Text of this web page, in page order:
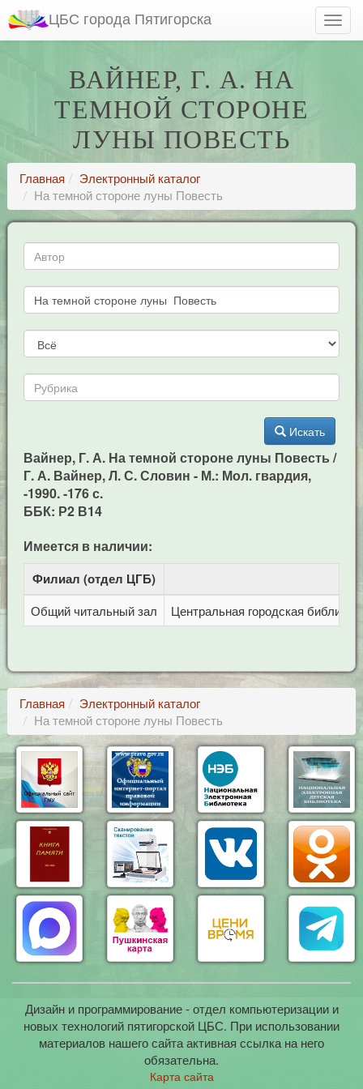
ЦБС города Пятигорска
ВАЙНЕР, Г. А. НА
ТЕМНОЙ СТОРОНЕ
ЛУНЫ ПОВЕСТЬ
Главная
Электронный каталог
На темной стороне луны Повесть
Искать
Вайнер, Г. А. На темной стороне луны Повесть /
Г. А. Вайнер, Л. С. Словин - М.: Мол. гвардия,
-1990. -176 с.
ББК: Р2 В14
Имеется в наличии:
Филиал (отдел ЦГБ)
Общий читальный зал Центральная городская
Главная
Электронный каталог
На темной стороне луны Повесть
Дизайн и программирование - отдел компьютеризации и
новых технологий пятигорской ЦБС. При использовании
материалов нашего сайта активная ссылка на него
обязательна.
Карта сайта